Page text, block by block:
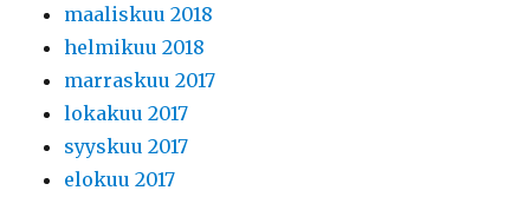
maaliskuu 2018
helmikuu 2018
marraskuu 2017
lokakuu 2017
syyskuu 2017
elokuu 2017